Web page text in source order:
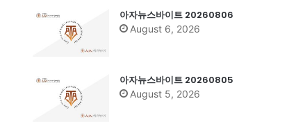
아자뉴스바이트 20260806
August 6, 2026
아자뉴스바이트 20260805
August 5, 2026